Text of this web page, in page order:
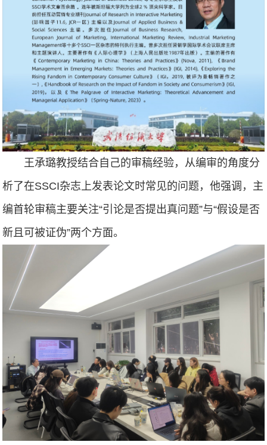
王承璐教授结合自己的审稿经验，从编审的角度分
析了在SSCI杂志上发表论文时常见的问题，他强调，主
编首轮审稿主要关注“引论是否提出真问题”与“假设是否
新且可被证伪”两个方面。